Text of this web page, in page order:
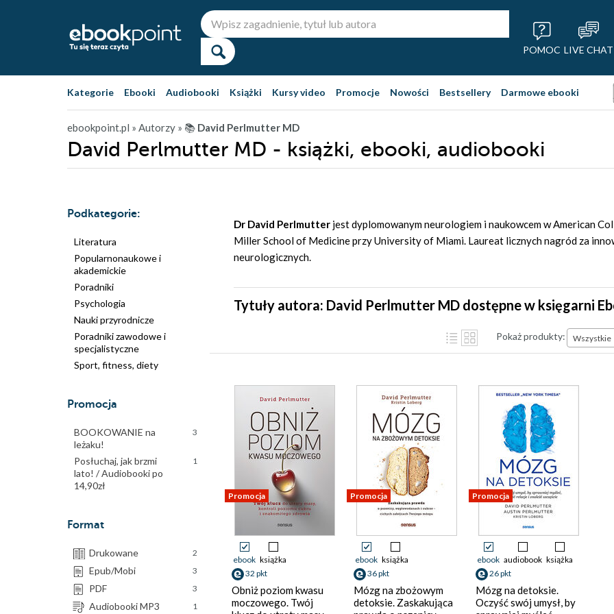
POMOC LIVE CHAT
Kategorie Ebooki Audiobooki Książki Kursy video Promocje Nowości Bestsellery Darmowe ebooki
ebookpoint.pl » Autorzy » 📚 David Perlmutter MD
David Perlmutter MD - książki, ebooki, audiobooki
Podkategorie:
Literatura
Popularnonaukowe i
akademickie
Poradniki
Psychologia
Nauki przyrodnicze
Poradniki zawodowe i
specjalistyczne
Sport, fitness, diety
Promocja
BOOKOWANIE na
leżaku!
3
Posłuchaj, jak brzmi
lato! / Audiobooki po
14,90zł
1
Format
Drukowane 2
Epub/Mobi 3
PDF 3
Audiobooki MP3 1
Dr David Perlmutter jest dyplomowanym neurologiem i naukowcem w American
Miller School of Medicine przy University of Miami. Laureat licznych nagród za
neurologicznych.
Tytuły autora: David Perlmutter MD dostępne w księgarni
Pokaż produkty: Wszystkie
Promocja
ebook książka
32 pkt
Obniż poziom kwasu
moczowego. Twój
Promocja
ebook książka
36 pkt
Mózg na zbożowym
detoksie. Zaskakująca
Promocja
ebook audiobook książka
26 pkt
Mózg na detoksie.
Oczyść swój umysł, by